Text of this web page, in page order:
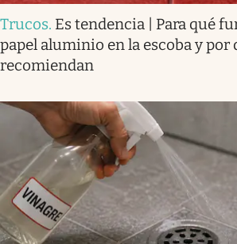
Trucos. Es tendencia | Para qué
papel aluminio en la escoba y por
recomiendan